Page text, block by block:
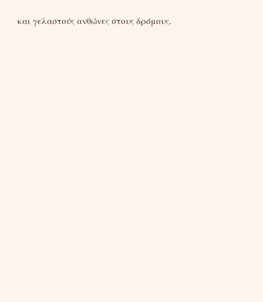
και γελαστούς ανθώνες στους δρόμους.